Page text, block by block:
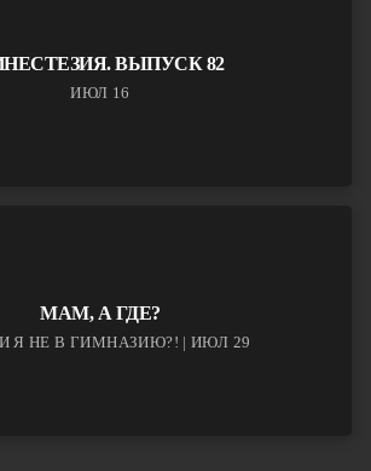
ВЫПУСК 82
ИЮЛ 16
МАМ, А ГДЕ?
Я НЕ В ГИМНАЗИЮ?! | ИЮЛ 29